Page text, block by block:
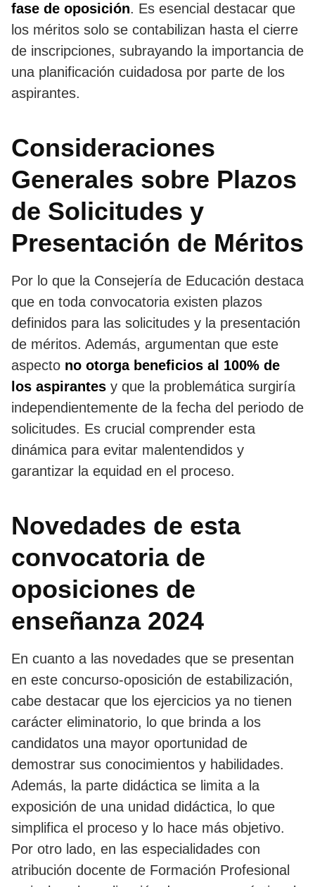
fase de oposición. Es esencial destacar que
los méritos solo se contabilizan hasta el cierre
de inscripciones, subrayando la importancia de
una planificación cuidadosa por parte de los
aspirantes.
Consideraciones
Generales sobre Plazos
de Solicitudes y
Presentación de Méritos
Por lo que la Consejería de Educación destaca
que en toda convocatoria existen plazos
definidos para las solicitudes y la presentación
de méritos. Además, argumentan que este
aspecto no otorga beneficios al 100% de
los aspirantes y que la problemática surgiría
independientemente de la fecha del periodo de
solicitudes. Es crucial comprender esta
dinámica para evitar malentendidos y
garantizar la equidad en el proceso.
Novedades de esta
convocatoria de
oposiciones de
enseñanza 2024
En cuanto a las novedades que se presentan
en este concurso-oposición de estabilización,
cabe destacar que los ejercicios ya no tienen
carácter eliminatorio, lo que brinda a los
candidatos una mayor oportunidad de
demostrar sus conocimientos y habilidades.
Además, la parte didáctica se limita a la
exposición de una unidad didáctica, lo que
simplifica el proceso y lo hace más objetivo.
Por otro lado, en las especialidades con
atribución docente de Formación Profesional